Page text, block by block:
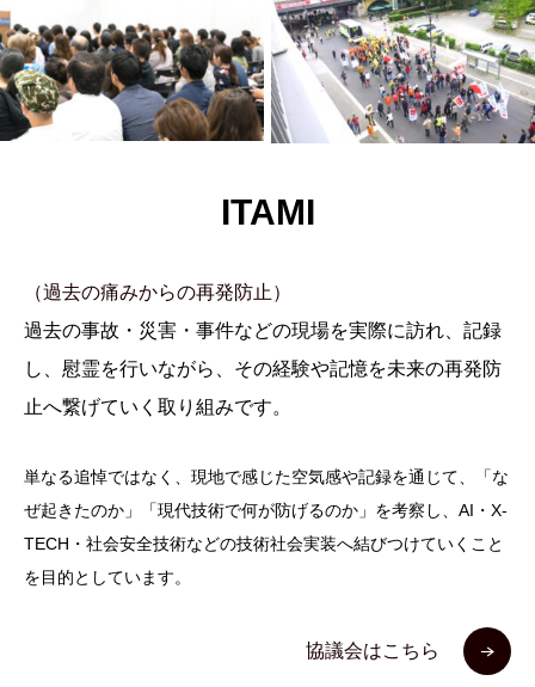
ITAMI
（過去の痛みからの再発防止）
過去の事故・災害・事件などの現場を実際に訪れ、記録
し、慰霊を行いながら、その経験や記憶を未来の再発防
止へ繋げていく取り組みです。
単なる追悼ではなく、現地で感じた空気感や記録を通じて、「な
ぜ起きたのか」「現代技術で何が防げるのか」を考察し、AI・X-
TECH・社会安全技術などの技術社会実装へ結びつけていくこと
を目的としています。
協議会はこちら